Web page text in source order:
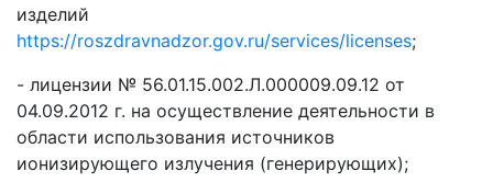
изделий
https://roszdravnadzor.gov.ru/services/licenses;
- лицензии № 56.01.15.002.Л.000009.09.12 от
04.09.2012 г. на осуществление деятельности в
области использования источников
ионизирующего излучения (генерирующих);